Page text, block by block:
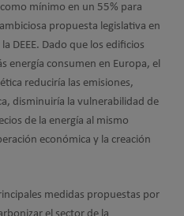
mínimo en un 55% para
propuesta legislativa en
DEEE. Dado que los edificios
energía consumen en Europa, el
reduciría las emisiones,
disminuiría la vulnerabilidad de
de la energía al mismo
económica y la creación
medidas propuestas por